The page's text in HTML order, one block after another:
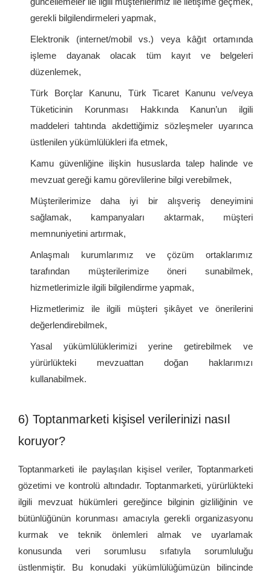
gerekli bilgilendirmeleri yapmak,
Elektronik (internet/mobil vs.) veya kâğıt ortamında
işleme dayanak olacak tüm kayıt ve belgeleri
düzenlemek,
Türk Borçlar Kanunu, Türk Ticaret Kanunu ve/veya
Tüketicinin Korunması Hakkında Kanun’un ilgili
maddeleri tahtında akdettiğimiz sözleşmeler uyarınca
üstlenilen yükümlülükleri ifa etmek,
Kamu güvenliğine ilişkin hususlarda talep halinde ve
mevzuat gereği kamu görevlilerine bilgi verebilmek,
Müşterilerimize daha iyi bir alışveriş deneyimini
sağlamak, kampanyaları aktarmak, müşteri
memnuniyetini artırmak,
Anlaşmalı kurumlarımız ve çözüm ortaklarımız
tarafından müşterilerimize öneri sunabilmek,
hizmetlerimizle ilgili bilgilendirme yapmak,
Hizmetlerimiz ile ilgili müşteri şikâyet ve önerilerini
değerlendirebilmek,
Yasal yükümlülüklerimizi yerine getirebilmek ve
yürürlükteki mevzuattan doğan haklarımızı
kullanabilmek.
6) Toptanmarketi kişisel verilerinizi nasıl
koruyor?
Toptanmarketi ile paylaşılan kişisel veriler, Toptanmarketi
gözetimi ve kontrolü altındadır. Toptanmarketi, yürürlükteki
ilgili mevzuat hükümleri gereğince bilginin gizliliğinin ve
bütünlüğünün korunması amacıyla gerekli organizasyonu
kurmak ve teknik önlemleri almak ve uyarlamak
konusunda veri sorumlusu sıfatıyla sorumluluğu
üstlenmiştir. Bu konudaki yükümlülüğümüzün bilincinde